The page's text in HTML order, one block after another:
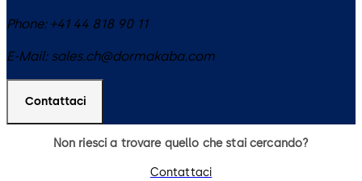
Phone: +41 44 818 90 11
E-Mail: sales.ch@dormakaba.com
Contattaci
Non riesci a trovare quello che stai cercando?
Contattaci